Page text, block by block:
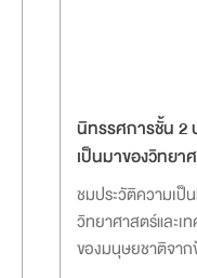
นิทรรศการชั้น 2
เป็นมาของวิทยา
เทคโนโลยี
ชมประวัติความเป็
วิทยาศาสตร์และเ
ของมนุษยชาติจา